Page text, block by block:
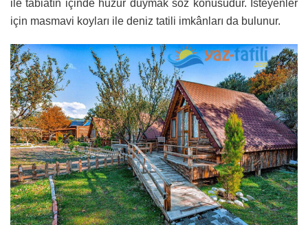
ile tabiatın içinde huzur duymak söz konusudur. İsteyenler
için masmavi koyları ile deniz tatili imkânları da bulunur.